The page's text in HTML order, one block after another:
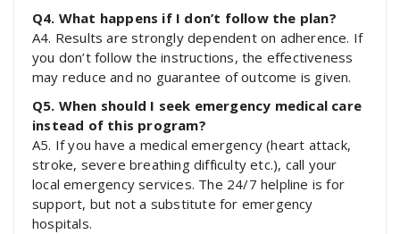
Q4. What happens if I don’t follow the plan?
A4. Results are strongly dependent on adherence. If
you don’t follow the instructions, the effectiveness
may reduce and no guarantee of outcome is given.
Q5. When should I seek emergency medical care
instead of this program?
A5. If you have a medical emergency (heart attack,
stroke, severe breathing difficulty etc.), call your
local emergency services. The 24/7 helpline is for
support, but not a substitute for emergency
hospitals.